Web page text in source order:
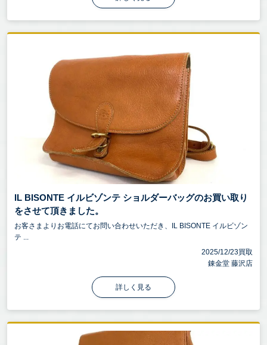
IL BISONTE イルビゾンテ ショルダーバッグのお買い取り
をさせて頂きました。
お客さまよりお電話にてお問い合わせいただき、IL BISONTE イルビゾン
テ ...
2025/12/23買取
錬金堂 藤沢店
詳しく見る